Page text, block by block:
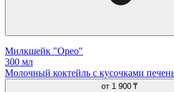
Милкшейк "Орео"
300 мл
Молочный коктейль с кусочками
от 1 900 ₸